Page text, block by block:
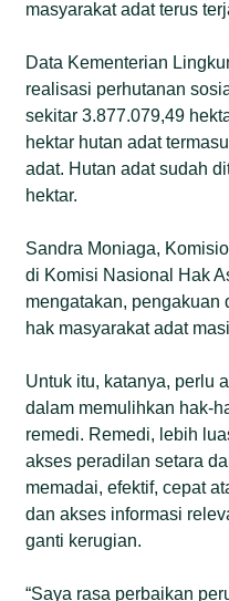
masyarakat adat terus
Data Kementerian
realisasi perhutanan
sekitar 3.877.079,49
hektar hutan adat
adat. Hutan adat sudah
hektar.
Sandra Moniaga,
di Komisi Nasional Hak
mengatakan, pengakuan
hak masyarakat adat
Untuk itu, katanya, perlu
dalam memulihkan hak-
remedi. Remedi, lebih
akses peradilan setara
memadai, efektif, cepat
dan akses informasi
ganti kerugian.
“Saya rasa perbaikan